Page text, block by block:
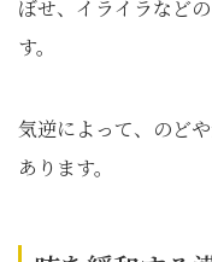
ぼせ、イライラなど
す。
気逆によって、のど
あります。